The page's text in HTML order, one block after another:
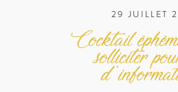
29 JUILLET
Cocktail
solliciter